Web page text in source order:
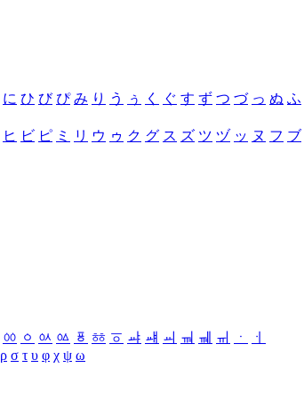
に ひ び ぴ み り う ぅ く ぐ す ず つ づ っ ぬ ふ
ヒ ビ ピ ミ リ ウ ゥ ク グ ス ズ ツ ヅ ッ ヌ フ ブ
ㆀ ㆁ ㆂ ㆃ ㆄ ㆅ ㆆ ㆇ ㆈ ㆉ ㆊ ㆋ ㆌ ㆍ
ㆎ
ρ σ τ υ φ χ ψ ω